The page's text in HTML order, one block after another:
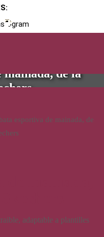
mainada, de la
esportiva de mainada, de
adaptable a plantilles